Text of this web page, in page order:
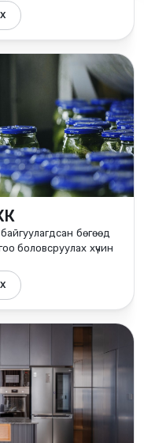
бөгөөд
боловсруулах хүчин